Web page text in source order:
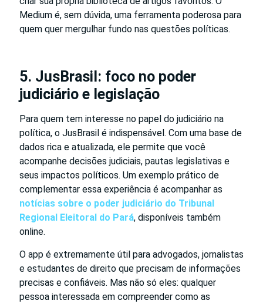
Medium é, sem dúvida, uma ferramenta poderosa para
quem quer mergulhar fundo nas questões políticas.
5. JusBrasil: foco no poder
judiciário e legislação
Para quem tem interesse no papel do judiciário na
política, o JusBrasil é indispensável. Com uma base de
dados rica e atualizada, ele permite que você
acompanhe decisões judiciais, pautas legislativas e
seus impactos políticos. Um exemplo prático de
complementar essa experiência é acompanhar as
notícias sobre o poder judiciário do Tribunal
Regional Eleitoral do Pará, disponíveis também
online.
O app é extremamente útil para advogados, jornalistas
e estudantes de direito que precisam de informações
precisas e confiáveis. Mas não só eles: qualquer
pessoa interessada em compreender como as